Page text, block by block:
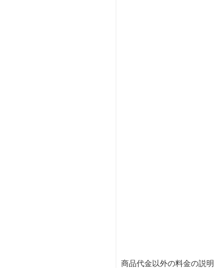
商品代金以外の料金の説明